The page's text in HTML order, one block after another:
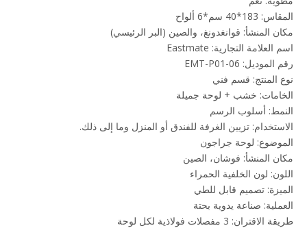
المقاس: 183*40 سم*6 ألواح
مكان المنشأ: قوانغدونغ، والصين (البر الرئيسي)
اسم العلامة التجارية: Eastmate
رقم الموديل: EMT-P01-06
نوع المنتج: قسم فني
الخامات: خشب + لوحة جميلة
النمط: أسلوب الرسم
الاستخدام: تزيين الغرفة للفندق أو المنزل وما إلى ذلك.
الموضوع: لوحة جراجون
مكان المنشأ: فوشان، الصين
اللون: لون الخلفية الحمراء
الميزة: تصميم قابل للطي
العملية: صناعة يدوية بحتة
طريقة الاقتران: 3 مفصلات فولاذية لكل لوحة